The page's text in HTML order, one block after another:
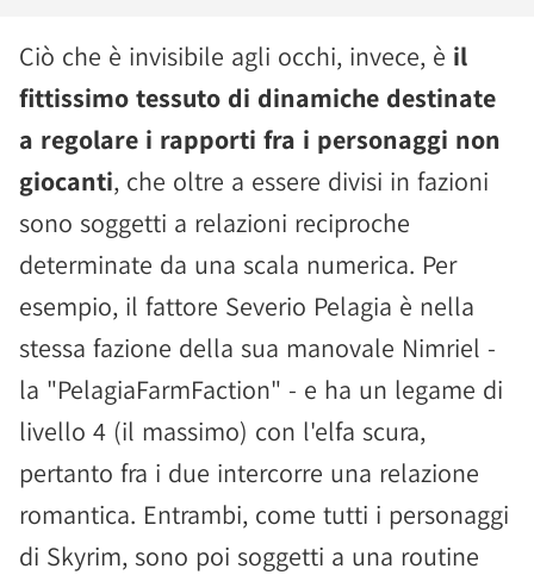
Ciò che è invisibile agli occhi, invece, è il
fittissimo tessuto di dinamiche destinate
a regolare i rapporti fra i personaggi non
giocanti, che oltre a essere divisi in fazioni
sono soggetti a relazioni reciproche
determinate da una scala numerica. Per
esempio, il fattore Severio Pelagia è nella
stessa fazione della sua manovale Nimriel -
la "PelagiaFarmFaction" - e ha un legame di
livello 4 (il massimo) con l'elfa scura,
pertanto fra i due intercorre una relazione
romantica. Entrambi, come tutti i personaggi
di Skyrim, sono poi soggetti a una routine